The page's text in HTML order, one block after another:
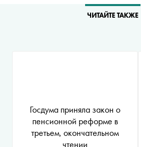
ЧИТАЙТЕ ТАКЖЕ
Госдума приняла закон о
пенсионной реформе в
третьем, окончательном
чтении